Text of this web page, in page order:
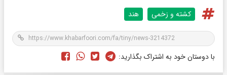
کشته و زخمی هند
با دوستان خود به اشتراک بگذارید: